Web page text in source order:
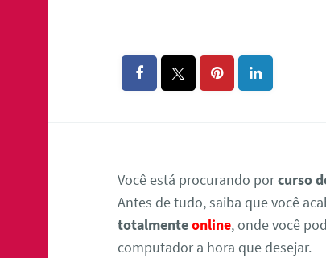
Você está procurando porcurso
Antes de tudo, saiba que você
totalmenteonline, onde você
computador a hora que desejar.